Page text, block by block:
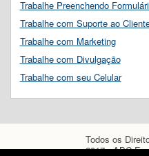
Trabalhe Preenchendo
Trabalhe com Suporte ao
Trabalhe com Marketing
Trabalhe com Divulgação
Trabalhe com seu Celular
Todos os
2017 - ABC